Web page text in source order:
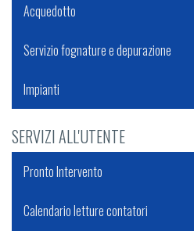
Acquedotto
Servizio fognature e depurazione
Impianti
SERVIZI ALL'UTENTE
Pronto Intervento
Calendario letture contatori